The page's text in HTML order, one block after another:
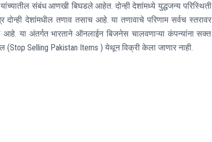
संबंध आणखी बिघडले आहेत. दोन्ही देशांमध्ये युद्धजन्य परिस्थिती
देशांमधील तणाव तसाच आहे. या तणावाचे परिणाम सर्वच स्तरावर
या अंतर्गत भारताने ऑनलाईन बिजनेस चालवणाऱ्या कंपन्यांना सक्त
(Stop Selling Pakistan Items ) येथून विक्री केला जाणार नाही.